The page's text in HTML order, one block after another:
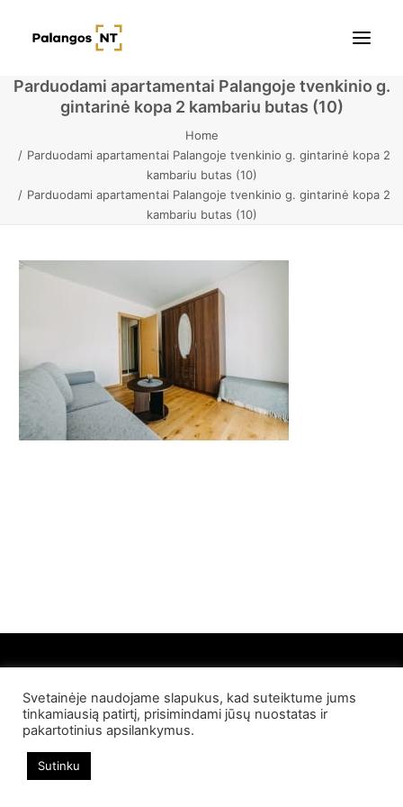
Butai
Namai / Kotedžai
Kontaktai
Parduodami apartamentai Palangoje tvenkinio g.
gintarinė kopa 2 kambariu butas (10)
Home
Parduodami apartamentai Palangoje tvenkinio g. gintarinė kopa 2
kambariu butas (10)
Parduodami apartamentai Palangoje tvenkinio g. gintarinė kopa 2
kambariu butas (10)
© 2022 Palangos NT. Visos teisės saugomos
Svetainėje naudojame slapukus, kad suteiktume jums
tinkamiausią patirtį, prisimindami jūsų nuostatas ir
pakartotinius apsilankymus.
Sutinku